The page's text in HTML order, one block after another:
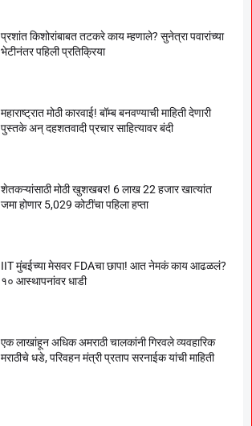
प्रशांत किशोरांबाबत तटकरे काय म्हणाले? सुनेत्रा पवारांच्या
भेटीनंतर पहिली प्रतिक्रिया
महाराष्ट्रात मोठी कारवाई! बॉम्ब बनवण्याची माहिती देणारी
पुस्तके अन् दहशतवादी प्रचार साहित्यावर बंदी
शेतकऱ्यांसाठी मोठी खुशखबर! 6 लाख 22 हजार खात्यांत
जमा होणार 5,029 कोटींचा पहिला हप्ता
IIT मुंबईच्या मेसवर FDAचा छापा! आत नेमकं काय आढळलं?
१० आस्थापनांवर धाडी
एक लाखांहून अधिक अमराठी चालकांनी गिरवले व्यवहारिक
मराठीचे धडे, परिवहन मंत्री प्रताप सरनाईक यांची माहिती